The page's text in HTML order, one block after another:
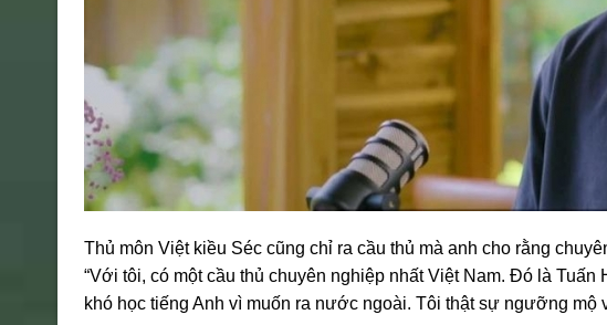
Thủ môn Việt kiều Séc cũng chỉ ra cầu thủ mà anh cho rằng
“Với tôi, có một cầu thủ chuyên nghiệp nhất Việt Nam. Đó là
khó học tiếng Anh vì muốn ra nước ngoài. Tôi thật sự ngưỡng mộ